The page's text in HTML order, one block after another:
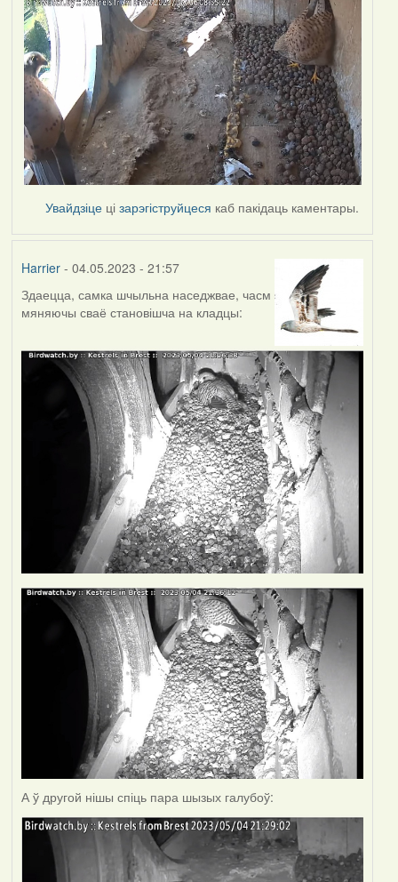
Увайдзіце цізарэгіструйцеся каб пакідаць каментары.
Harrier- 04.05.2023 - 21:57
Здаецца, самка шчыльна наседжвае, часм
мяняючы сваё становішча на кладцы:
А ў другой нішы спіць пара шызых галубоў: